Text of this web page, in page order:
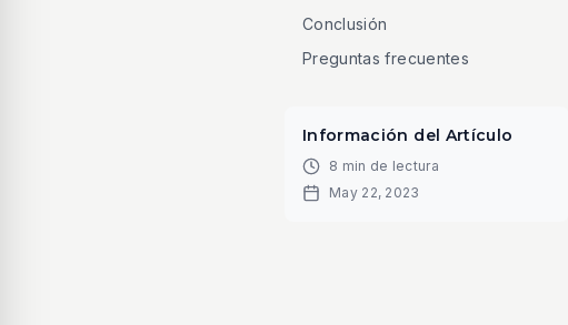
Conclusión
Preguntas frecuentes
Información del Artículo
8 min de lectura
May 22, 2023